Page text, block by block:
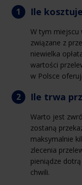
Ile
W tym miejscu
związane z
niewielka
wartości
w Polsce
Ile trwa
Warto jest
zostaną
maksymalnie
zlecenia
pieniądze
chwili.